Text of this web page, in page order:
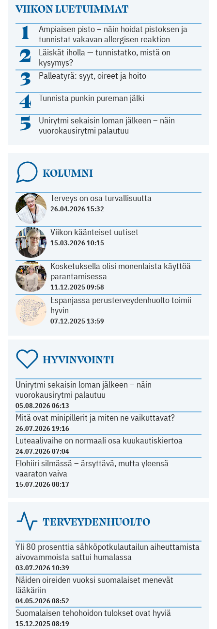
VIIKON LUETUIMMAT
1
Ampiaisen pisto – näin hoidat pistoksen ja
tunnistat vakavan allergisen reaktion
2
Läiskät iholla — tunnistatko, mistä on
kysymys?
3 Palleatyrä: syyt, oireet ja hoito
4 Tunnista punkin pureman jälki
5
Unirytmi sekaisin loman jälkeen – näin
vuorokausirytmi palautuu
KOLUMNI
Terveys on osa turvallisuutta
26.04.2026 15:32
Viikon käänteiset uutiset
15.03.2026 10:15
Kosketuksella olisi monenlaista käyttöä
parantamisessa
11.12.2025 09:58
Espanjassa perusterveydenhuolto toimii
hyvin
07.12.2025 13:59
HYVINVOINTI
Unirytmi sekaisin loman jälkeen – näin
vuorokausirytmi palautuu
05.08.2026 06:13
Mitä ovat minipillerit ja miten ne vaikuttavat?
26.07.2026 19:16
Luteaalivaihe on normaali osa kuukautiskiertoa
24.07.2026 07:04
Elohiiri silmässä – ärsyttävä, mutta yleensä
vaaraton vaiva
15.07.2026 08:17
TERVEYDENHUOLTO
Yli 80 prosenttia sähköpotkulautailun aiheuttamista
aivovammoista sattui humalassa
03.07.2026 10:39
Näiden oireiden vuoksi suomalaiset menevät
lääkäriin
04.05.2026 08:52
Suomalaisen tehohoidon tulokset ovat hyviä
15.12.2025 08:19